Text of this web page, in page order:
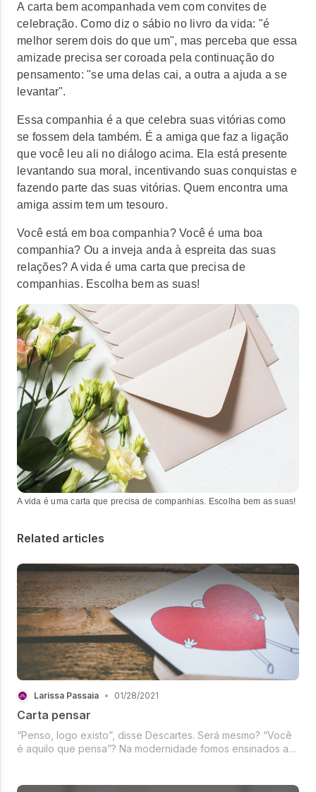
A carta bem acompanhada vem com convites de
celebração. Como diz o sábio no livro da vida: "é
melhor serem dois do que um", mas perceba que essa
amizade precisa ser coroada pela continuação do
pensamento: "se uma delas cai, a outra a ajuda a se
levantar".
Essa companhia é a que celebra suas vitórias como
se fossem dela também. É a amiga que faz a ligação
que você leu ali no diálogo acima. Ela está presente
levantando sua moral, incentivando suas conquistas e
fazendo parte das suas vitórias.Quem encontra uma
amiga assim tem um tesouro.
Você está em boa companhia? Você é uma boa
companhia? Ou a inveja anda à espreita das suas
relações? A vida é uma carta que precisa de
companhias. Escolha bem as suas!
A vida é uma carta que precisa de companhias. Escolha bem as suas!
Related articles
Larissa Passaia • 01/28/2021
Carta pensar
“Penso, logo existo”, disse Descartes. Será mesmo? “Você
é aquilo que pensa”? Na modernidade fomos ensinados a
informações, nunca tivemos ta...